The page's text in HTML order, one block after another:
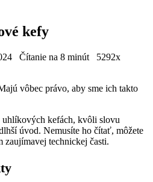
kefy
Čítanie na 8 minút
5292x
vôbec právo, aby sme ich takto
kefách, kvôli slovu
úvod. Nemusíte ho čítať, môžete
technickej časti.